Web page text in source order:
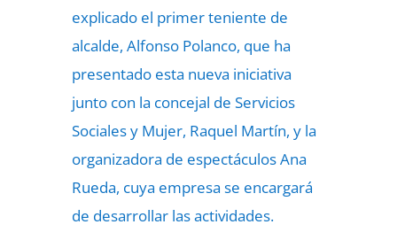
explicado el primer teniente de
alcalde, Alfonso Polanco, que ha
presentado esta nueva iniciativa
junto con la concejal de Servicios
Sociales y Mujer, Raquel Martín, y la
organizadora de espectáculos Ana
Rueda, cuya empresa se encargará
de desarrollar las actividades.